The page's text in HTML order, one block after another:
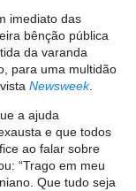
imediato das
bênção pública
da varanda
para uma multidão
Newsweek.
a ajuda
e que todos
ao falar sobre
“Trago em meu
Que tudo seja